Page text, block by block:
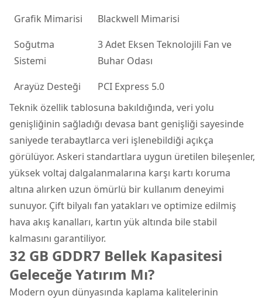
Grafik Mimarisi
Blackwell Mimarisi
Soğutma
Sistemi
3 Adet Eksen Teknolojili Fan ve
Buhar Odası
Arayüz Desteği
PCI Express 5.0
Teknik özellik tablosuna bakıldığında, veri yolu
genişliğinin sağladığı devasa bant genişliği sayesinde
saniyede terabaytlarca veri işlenebildiği açıkça
görülüyor. Askeri standartlara uygun üretilen bileşenler,
yüksek voltaj dalgalanmalarına karşı kartı koruma
altına alırken uzun ömürlü bir kullanım deneyimi
sunuyor. Çift bilyalı fan yatakları ve optimize edilmiş
hava akış kanalları, kartın yük altında bile stabil
kalmasını garantiliyor.
32 GB GDDR7 Bellek Kapasitesi
Geleceğe Yatırım Mı?
Modern oyun dünyasında kaplama kalitelerinin